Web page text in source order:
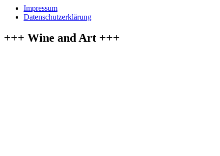
Impressum
Datenschutzerklärung
+++ Wine and Art +++